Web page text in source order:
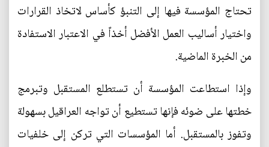
تحتاج المؤسسة فيها إلى التنبؤ كأساس لاتخاذ القرارات
واختيار أساليب العمل الأفضل أخذاً في الاعتبار الاستفادة
من الخبرة الماضية.
وإذا استطاعت المؤسسة أن تستطلع المستقبل وتبرمج
خطتها على ضوئه فإنها تستطيع أن تواجه العراقيل بسهولة
وتفوز بالمستقبل. أما المؤسسات التي تركن إلى خلفيات